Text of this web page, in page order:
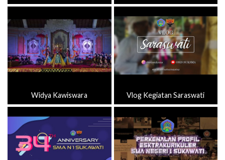
Widya Kawiswara Vlog Kegiatan Saraswati